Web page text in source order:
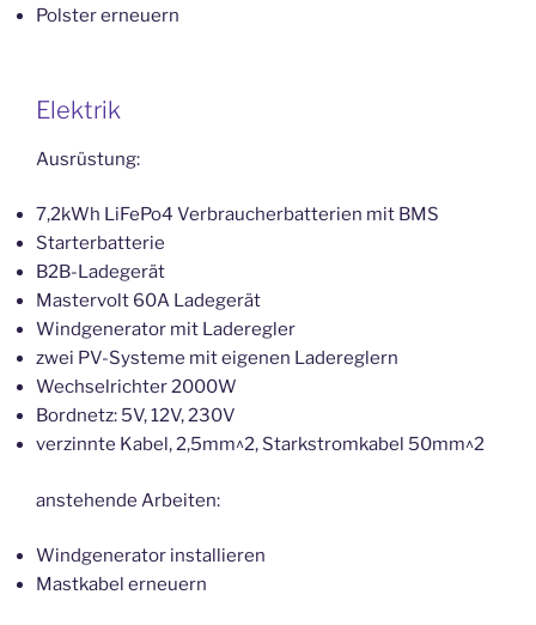
Polster erneuern
Elektrik
Ausrüstung:
7,2kWh LiFePo4 Verbraucherbatterien mit BMS
Starterbatterie
B2B-Ladegerät
Mastervolt 60A Ladegerät
Windgenerator mit Laderegler
zwei PV-Systeme mit eigenen Ladereglern
Wechselrichter 2000W
Bordnetz: 5V, 12V, 230V
verzinnte Kabel, 2,5mm^2, Starkstromkabel 50mm^2
anstehende Arbeiten:
Windgenerator installieren
Mastkabel erneuern